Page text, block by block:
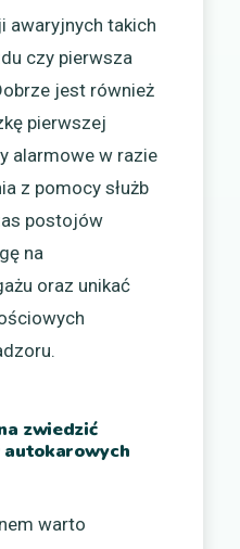
awaryjnych takich
czy pierwsza
jest również
pierwszej
alarmowe w razie
z pomocy służb
postojów
na
oraz unikać
zwiedzić
autokarowych
warto